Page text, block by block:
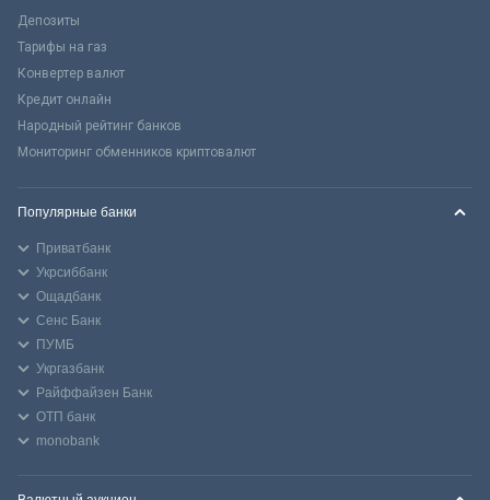
Депозиты
Тарифы на газ
Конвертер валют
Кредит онлайн
Народный рейтинг банков
Мониторинг обменников криптовалют
Популярные банки
Приватбанк
Укрсиббанк
Ощадбанк
Сенс Банк
ПУМБ
Укргазбанк
Райффайзен Банк
ОТП банк
monobank